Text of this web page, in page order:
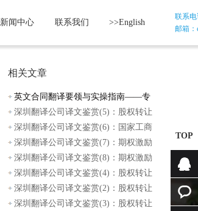
新闻中心 联系我们 >>English
联系电
邮箱：
相关文章
英文合同翻译要领与实操指南——专
业译员
深圳翻译公司译文鉴赏(5)：股权转让
协议范
深圳翻译公司译文鉴赏(6)：国家工商
总局股
深圳翻译公司译文鉴赏(7)：期权激励
办法模
深圳翻译公司译文鉴赏(8)：期权激励
协议
深圳翻译公司译文鉴赏(4)：股权转让
协议范
深圳翻译公司译文鉴赏(2)：股权转让
框架协
深圳翻译公司译文鉴赏(3)：股权转让
TOP
咨询